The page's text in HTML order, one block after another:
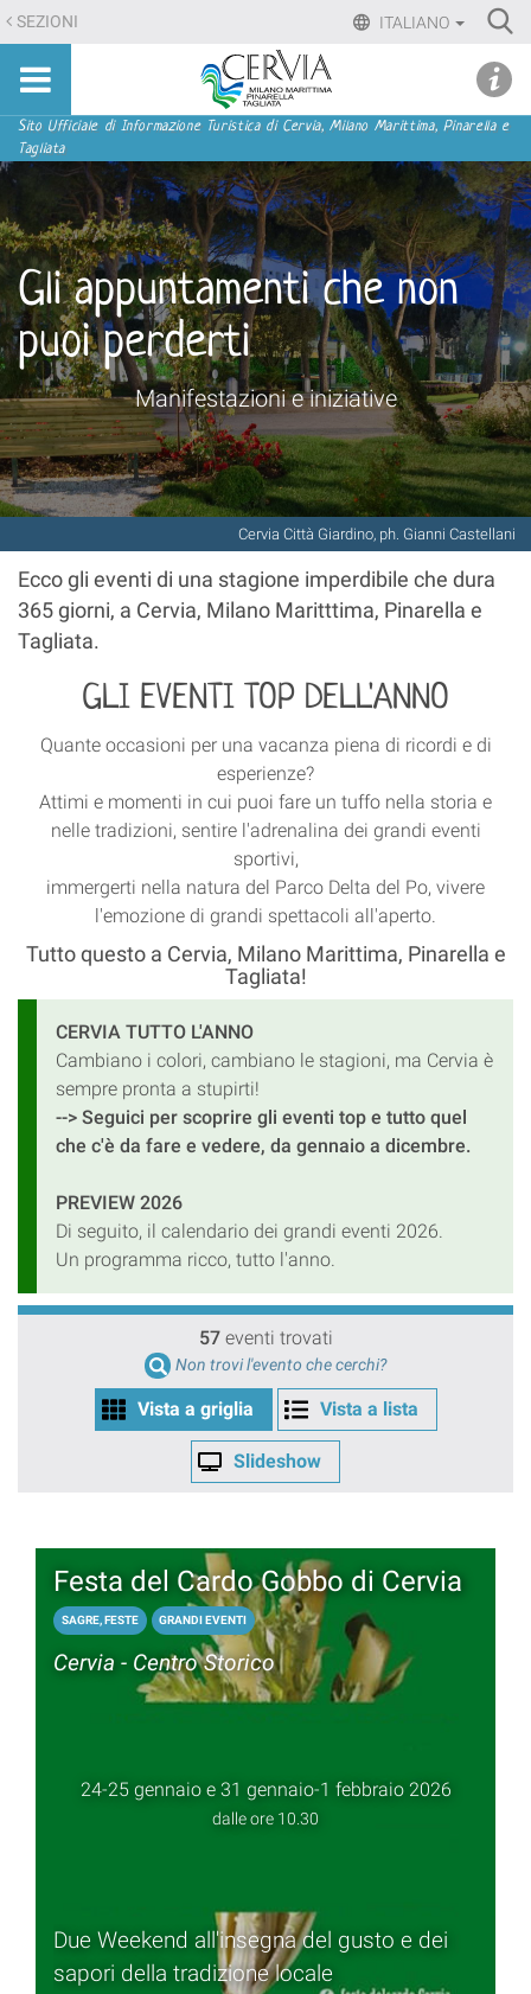
Salta
ai
contenuti.
Salta
alla
navigazione
ITALIANO
SEZIONI
Sito
turistico
ufficiale
Cervia,
Milano
Marittima,
Pinarella,
Tagliata
Sezioni
Sito Ufficiale di Informazione Turistica di Cervia, Milano Marittima, Pinarella e
Tagliata
Cervia Città Giardino, ph. Gianni Castellani
Gli appuntamenti che non
puoi perderti
Manifestazioni e iniziative
Ecco gli eventi di una stagione imperdibile che dura
365 giorni, a Cervia, Milano Maritttima, Pinarella e
Tagliata.
GLI EVENTI TOP DELL'ANNO
Quante occasioni per una vacanza piena di ricordi e di
esperienze?
Attimi e momenti in cui puoi fare un tuffo nella storia e
nelle tradizioni, sentire l'adrenalina dei grandi eventi
sportivi,
immergerti nella natura del Parco Delta del Po, vivere
l'emozione di grandi spettacoli all'aperto.
Tutto questo a Cervia, Milano Marittima, Pinarella e
Tagliata!
CERVIA TUTTO L'ANNO
Cambiano i colori, cambiano le stagioni, ma Cervia è
sempre pronta a stupirti!
--> Seguici per scoprire gli eventi top e tutto quel
che c'è da fare e vedere, da gennaio a dicembre.
PREVIEW 2026
Di seguito, il calendario dei grandi eventi 2026.
Un programma ricco, tutto l'anno.
57 eventi trovati
Non trovi l'evento che cerchi?
Vista a griglia Vista a lista
Slideshow
Festa del Cardo Gobbo di Cervia
SAGRE, FESTE GRANDI EVENTI
Cervia - Centro Storico
24-25 gennaio e 31 gennaio-1 febbraio 2026
dalle ore 10.30
Due Weekend all'insegna del gusto e dei
sapori della tradizione locale
menu